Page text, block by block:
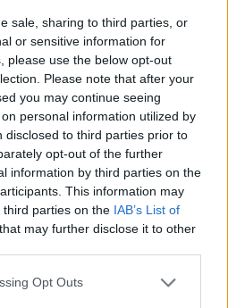
sale, sharing to third parties, or
or sensitive information for
please use the below opt-out
Please note that after your
you may continue seeing
personal information utilized by
disclosed to third parties prior to
opt-out of the further
information by third parties on the
This information may
parties on the IAB’s List of
that may further disclose it to other
Opt Outs